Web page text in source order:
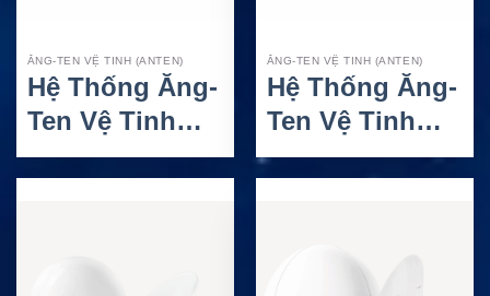
ĂNG-TEN VỆ TINH (ANTEN)
Hệ Thống Ăng-
Ten Vệ Tinh
Intellian
ĂNG-TEN VỆ TINH (ANTEN)
Hệ Thống Ăng-
Ten Vệ Tinh
Intellian
Ku/Ka-Band 1M